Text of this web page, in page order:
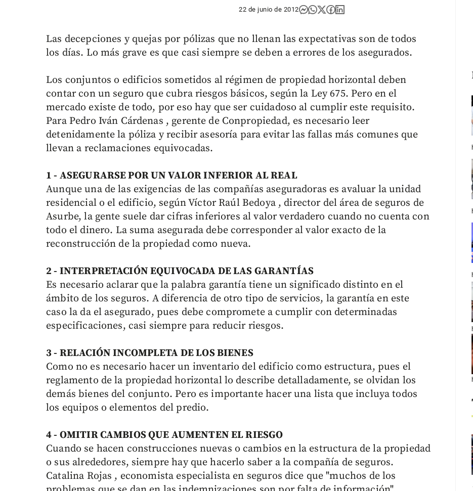
22 de junio de 2012
Las decepciones y quejas por pólizas que no llenan las expectativas son de todos
los días. Lo más grave es que casi siempre se deben a errores de los asegurados.
Los conjuntos o edificios sometidos al régimen de propiedad horizontal deben
contar con un seguro que cubra riesgos básicos, según la Ley 675. Pero en el
mercado existe de todo, por eso hay que ser cuidadoso al cumplir este requisito.
Para Pedro Iván Cárdenas , gerente de Conpropiedad, es necesario leer
detenidamente la póliza y recibir asesoría para evitar las fallas más comunes que
llevan a reclamaciones equivocadas.
1 - ASEGURARSE POR UN VALORINFERIOR AL REAL
Aunque una de las exigencias de las compañías aseguradoras es avaluar la unidad
residencial o el edificio, según Víctor Raúl Bedoya , director del área de seguros de
Asurbe, la gente suele dar cifras inferiores al valor verdadero cuando no cuenta con
todo el dinero. La suma asegurada debe corresponder al valor exacto de la
reconstrucción de la propiedad como nueva.
2 - INTERPRETACIÓN EQUIVOCADA DE LAS GARANTÍAS
Es necesario aclarar que la palabra garantía tiene un significado distinto en el
ámbito de los seguros. A diferencia de otro tipo de servicios, la garantía en este
caso la da el asegurado, pues debe compromete a cumplir con determinadas
especificaciones, casi siempre para reducir riesgos.
3 - RELACIÓNINCOMPLETA DE LOS BIENES
Como no es necesario hacer un inventario del edificio como estructura, pues el
reglamento de la propiedad horizontal lo describe detalladamente, se olvidan los
demás bienes del conjunto. Pero es importante hacer una lista que incluya todos
los equipos o elementos del predio.
4 - OMITIR CAMBIOS QUE AUMENTEN EL RIESGO
Cuando se hacen construcciones nuevas o cambios en la estructura de la propiedad
o sus alrededores, siempre hay que hacerlo saber a la compañía de seguros.
Catalina Rojas , economista especialista en seguros dice que "muchos de los